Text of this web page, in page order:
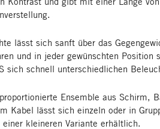
lässt sich sanft über das
und in jeder gewünschten Position
sich schnell unterschiedlichen
Ensemble aus Schirm,
Kabel lässt sich einzeln oder in
einer kleineren Variante erhältlich.